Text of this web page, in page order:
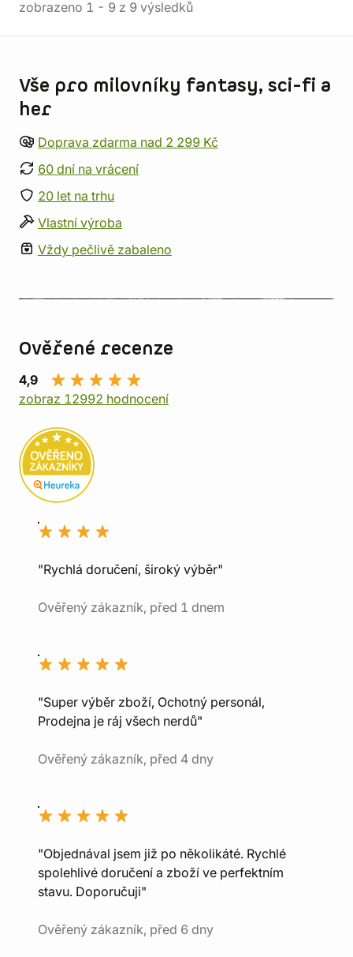
zobrazeno 1 - 9 z 9 výsledků
Vše pro milovníky fantasy, sci-fi a
her
Doprava zdarma nad 2 299 Kč
60 dní na vrácení
20 let na trhu
Vlastní výroba
Vždy pečlivě zabaleno
Ověřené recenze
4,9
zobraz 12992 hodnocení
"Rychlá doručení, široký výběr"
Ověřený zákazník, před 1 dnem
"Super výběr zboží, Ochotný personál,
Prodejna je ráj všech nerdů"
Ověřený zákazník, před 4 dny
"Objednával jsem již po několikáté. Rychlé
spolehlivé doručení a zboží ve perfektním
stavu. Doporučuji"
Ověřený zákazník, před 6 dny